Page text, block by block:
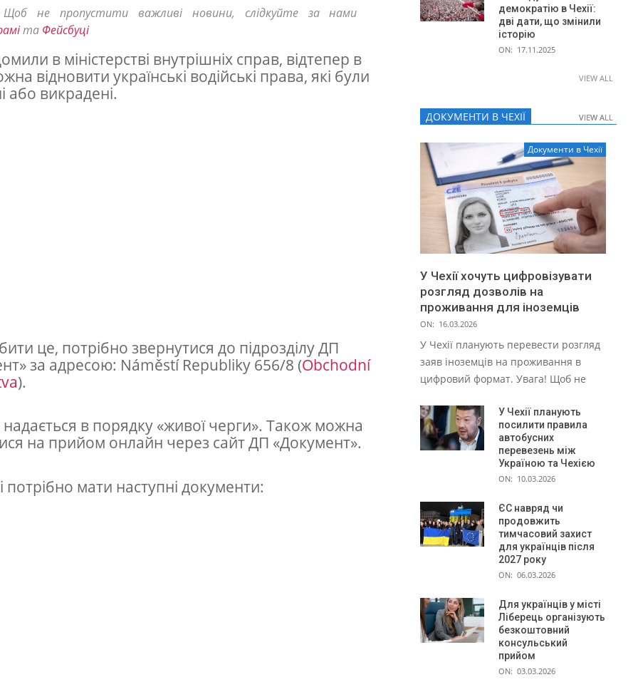
Щоб не пропустити важливі новини, слідкуйте за нами
та Фейсбуці
в міністерстві внутрішніх справ, відтепер в
відновити українські водійські права, які були
або викрадені.
це, потрібно звернутися до підрозділу ДП
за адресою: Náměstí Republiky 656/8 (Obchodní
).
надається в порядку «живої черги». Також можна
на прийом онлайн через сайт ДП «Документ».
потрібно мати наступні документи:
демократію в Чехії:
дві дати, що змінили
історію
ON: 17.11.2025
VIEW ALL
ДОКУМЕНТИ В ЧЕХІЇ VIEW ALL
Документи в Чехії
У Чехії хочуть цифровізувати
розгляд дозволів на
проживання для іноземців
ON: 16.03.2026
У Чехії планують перевести розгляд
заяв іноземців на проживання в
цифровий формат. Увага! Щоб не
У Чехії планують
посилити правила
автобусних
перевезень між
Україною та Чехією
ON: 10.03.2026
ЄС навряд чи
продовжить
тимчасовий захист
для українців після
2027 року
ON: 06.03.2026
Для українців у місті
Ліберець організують
безкоштовний
консульський
прийом
ON: 03.03.2026
VIEW ALL